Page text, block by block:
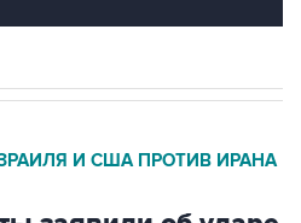
заявили об ударе
в Аденском